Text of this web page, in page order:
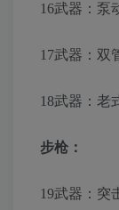
16武器：泵
17武器：双
18武器：老
步枪：
19武器：突